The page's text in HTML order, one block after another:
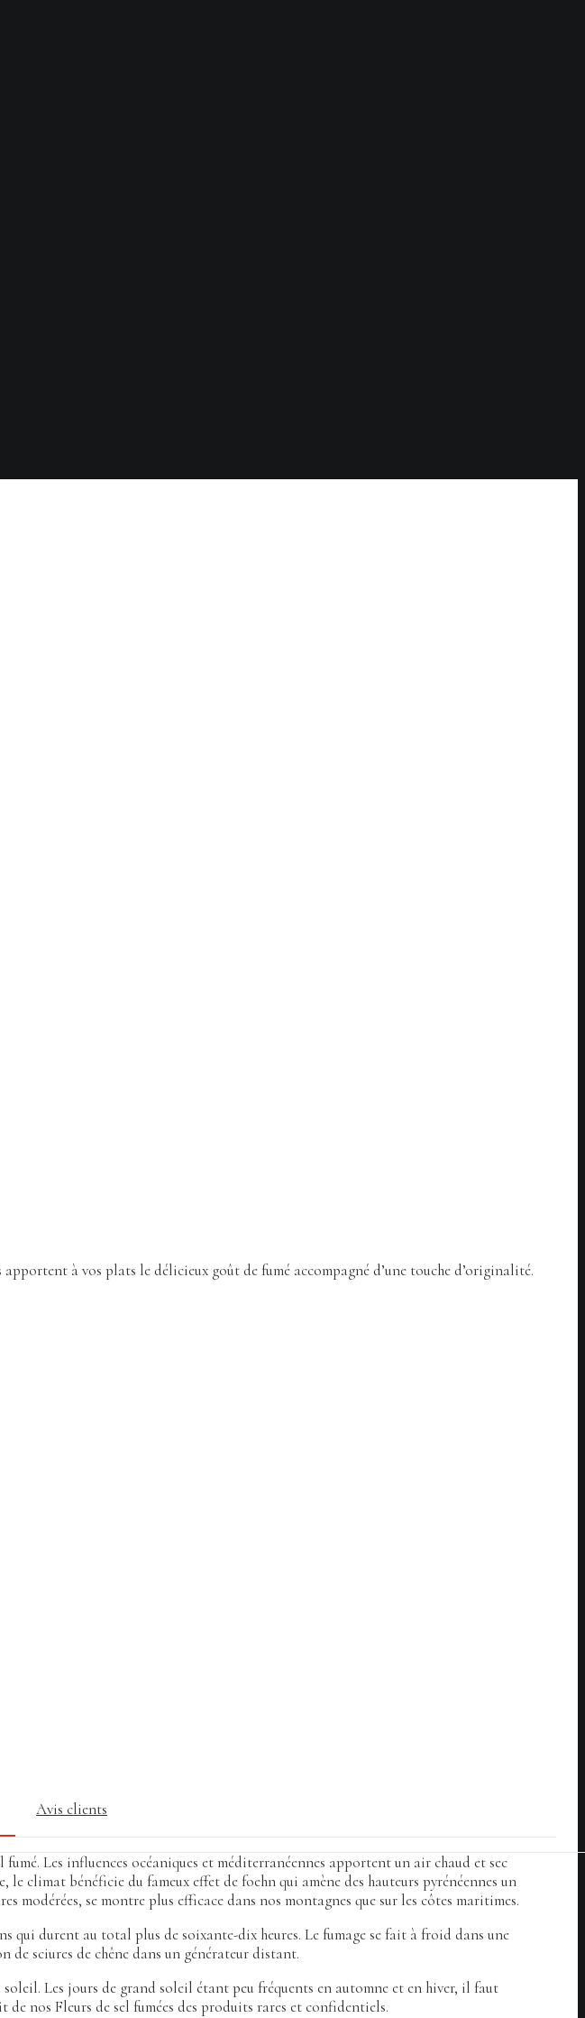
à vos plats le délicieux goût de fumé accompagné d’une touche d’originalité.
Avis clients
Les influences océaniques et méditerranéennes apportent un air chaud et sec
climat bénéficie du fameux effet de foehn qui amène des hauteurs pyrénéennes un
modérées, se montre plus efficace dans nos montagnes que sur les côtes maritimes.
qui durent au total plus de soixante-dix heures. Le fumage se fait à froid dans une
de sciures de chêne dans un générateur distant.
Les jours de grand soleil étant peu fréquents en automne et en hiver, il faut
nos Fleurs de sel fumées des produits rares et confidentiels.